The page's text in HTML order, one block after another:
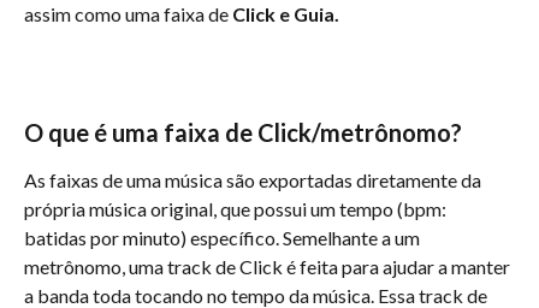
assim como uma faixa de Click e Guia.
O que é uma faixa de Click/metrônomo?
As faixas de uma música são exportadas diretamente da
própria música original, que possui um tempo (bpm:
batidas por minuto) específico. Semelhante a um
metrônomo, uma track de Click é feita para ajudar a manter
a banda toda tocando no tempo da música. Essa track de